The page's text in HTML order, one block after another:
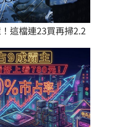
這檔連23買再掃2.2